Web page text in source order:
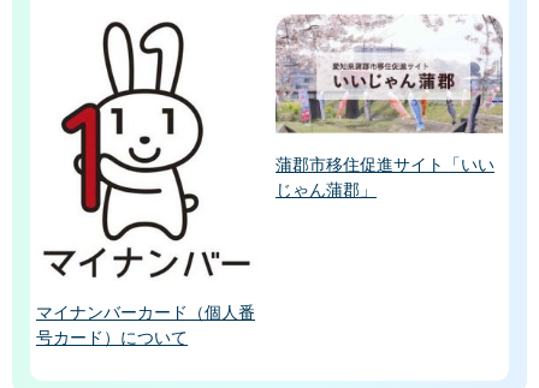
マイナンバーカード（個人番
号カード）について
蒲郡市移住促進サイト「いい
じゃん蒲郡」